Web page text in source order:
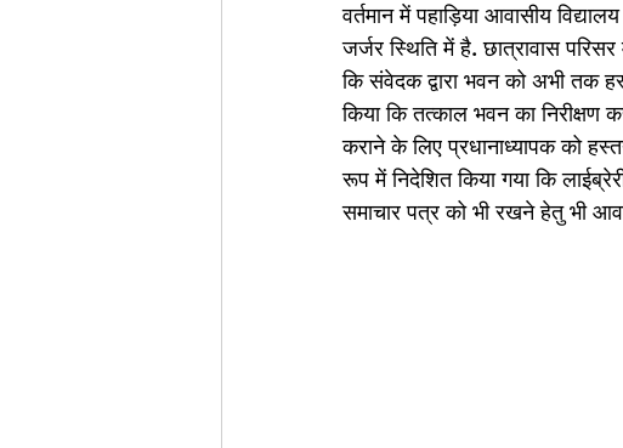
वर्तमान में पहाड़िया आवासीय
जर्जर स्थिति में है. छात्रावास परिसर
कि संवेदक द्वारा भवन को अभी तक
किया कि तत्काल भवन का निरीक्षण
कराने के लिए प्रधानाध्यापक को
रूप में निदेशित किया गया कि
समाचार पत्र को भी रखने हेतु भी